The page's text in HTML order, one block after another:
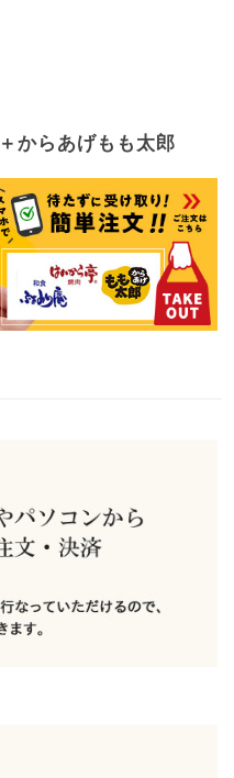
からあげもも太郎